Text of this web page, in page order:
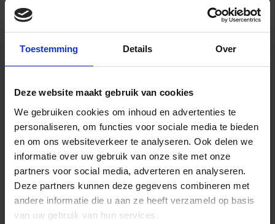
Toestemming Details Over
Deze website maakt gebruik van cookies
We gebruiken cookies om inhoud en advertenties te
personaliseren, om functies voor sociale media te bieden
en om ons websiteverkeer te analyseren. Ook delen we
informatie over uw gebruik van onze site met onze
partners voor social media, adverteren en analyseren.
Deze partners kunnen deze gegevens combineren met
andere informatie die u aan ze heeft verzameld op basis
van uw gebruik van hun services.